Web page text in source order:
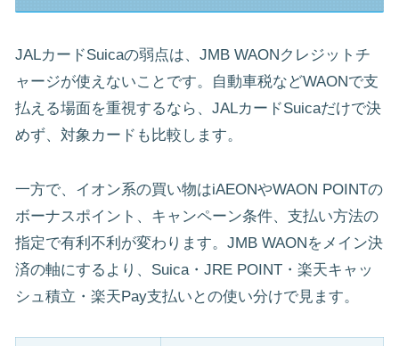
JALカードSuicaの弱点は、JMB WAONクレジットチ
ャージが使えないことです。自動車税などWAONで支
払える場面を重視するなら、JALカードSuicaだけで決
めず、対象カードも比較します。
一方で、イオン系の買い物はiAEONやWAON POINTの
ボーナスポイント、キャンペーン条件、支払い方法の
指定で有利不利が変わります。JMB WAONをメイン決
済の軸にするより、Suica・JRE POINT・楽天キャッ
シュ積立・楽天Pay支払いとの使い分けで見ます。